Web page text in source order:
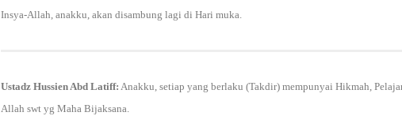
Insya-Allah, anakku, akan disambung lagi di Hari muka.
Ustadz Hussien Abd Latiff: Anakku, setiap yang berlaku (Takdir) mempunyai Hikmah,
Allah swt yg Maha Bijaksana.